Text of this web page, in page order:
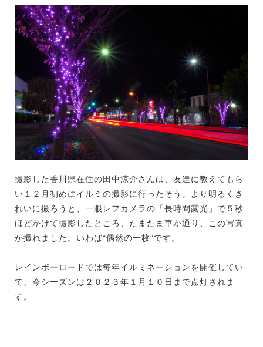
撮影した香川県在住の田中涼介さんは、友達に教えてもら
い１２月初めにイルミの撮影に行ったそう。より明るくき
れいに撮ろうと、一眼レフカメラの「長時間露光」で５秒
ほどかけて撮影したところ、たまたま車が通り、この写真
が撮れました。いわば“偶然の一枚”です。
レインボーロードでは毎年イルミネーションを開催してい
て、今シーズンは２０２３年１月１０日まで点灯されま
す。